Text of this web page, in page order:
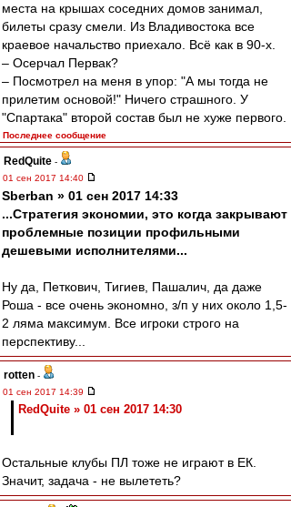
места на крышах соседних домов занимал,
билеты сразу смели. Из Владивостока все
краевое начальство приехало. Всё как в 90-х.
– Осерчал Первак?
– Посмотрел на меня в упор: "А мы тогда не
прилетим основой!" Ничего страшного. У
"Спартака" второй состав был не хуже первого.
Последнее сообщение
RedQuite -
01 сен 2017 14:40
Sberban » 01 сен 2017 14:33
...Стратегия экономии, это когда закрывают
проблемные позиции профильными
дешевыми исполнителями...
Ну да, Петкович, Тигиев, Пашалич, да даже
Роша - все очень экономно, з/п у них около 1,5-
2 ляма максимум. Все игроки строго на
перспективу...
rotten -
01 сен 2017 14:39
RedQuite » 01 сен 2017 14:30
Остальные клубы ПЛ тоже не играют в ЕК.
Значит, задача - не вылететь?